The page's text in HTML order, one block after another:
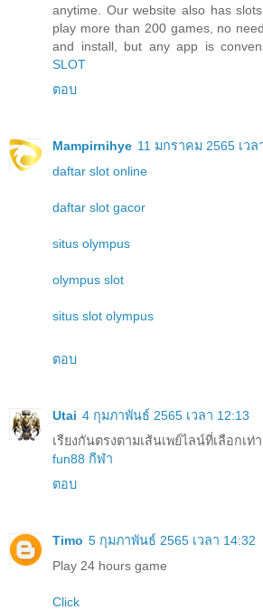
anytime. Our website also has
play more than 200 games, no
and install, but any app is
SLOT
ตอบ
Mampirnihye 11 มกราคม 2565 เวล
daftar slot online
daftar slot gacor
situs olympus
olympus slot
situs slot olympus
ตอบ
Utai 4 กุมภาพันธ์ 2565 เวลา 12:13
เรียงกันตรงตามเส้นเพย์ไลน์ที่เลือกเท่
fun88 กีฬา
ตอบ
Timo 5 กุมภาพันธ์ 2565 เวลา 14:32
Play 24 hours game
Click